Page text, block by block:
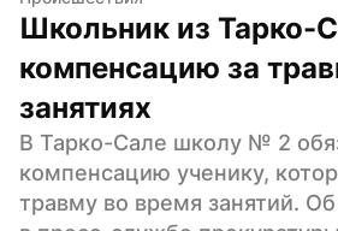
Школьник из Тарко-
компенсацию за
занятиях
В Тарко-Сале школу № 2
компенсацию ученику,
травму во время занятий.